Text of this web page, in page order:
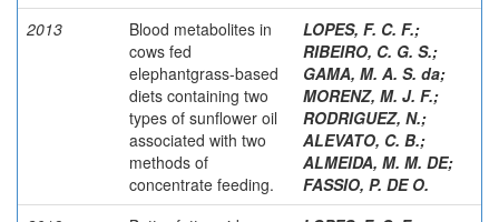
2013
Blood metabolites in
cows fed
elephantgrass-based
diets containing two
types of sunflower oil
associated with two
methods of
concentrate feeding.
LOPES, F. C. F.;
RIBEIRO, C. G. S.;
GAMA, M. A. S. da;
MORENZ, M. J. F.;
RODRIGUEZ, N.;
ALEVATO, C. B.;
ALMEIDA, M. M. DE;
FASSIO, P. DE O.